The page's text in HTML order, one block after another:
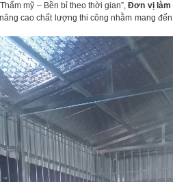
mỹ – Bền bỉ theo thời gian”,Đơn vị làm
cao chất lượng thi công nhằm mang